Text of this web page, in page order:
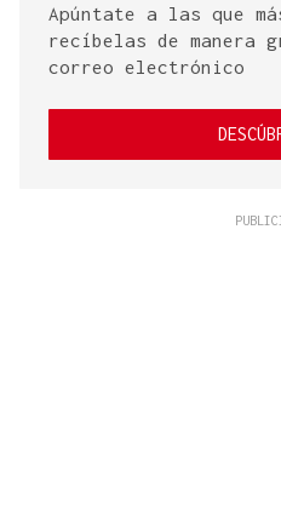
Apúntate a las que
recíbelas de manera
correo electrónico